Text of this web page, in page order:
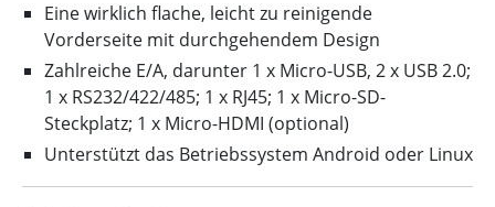
Eine wirklich flache, leicht zu reinigende
Vorderseite mit durchgehendem Design
Zahlreiche E/A, darunter 1 x Micro-USB, 2 x USB 2.0;
1 x RS232/422/485; 1 x RJ45; 1 x Micro-SD-
Steckplatz; 1 x Micro-HDMI (optional)
Unterstützt das Betriebssystem Android oder Linux